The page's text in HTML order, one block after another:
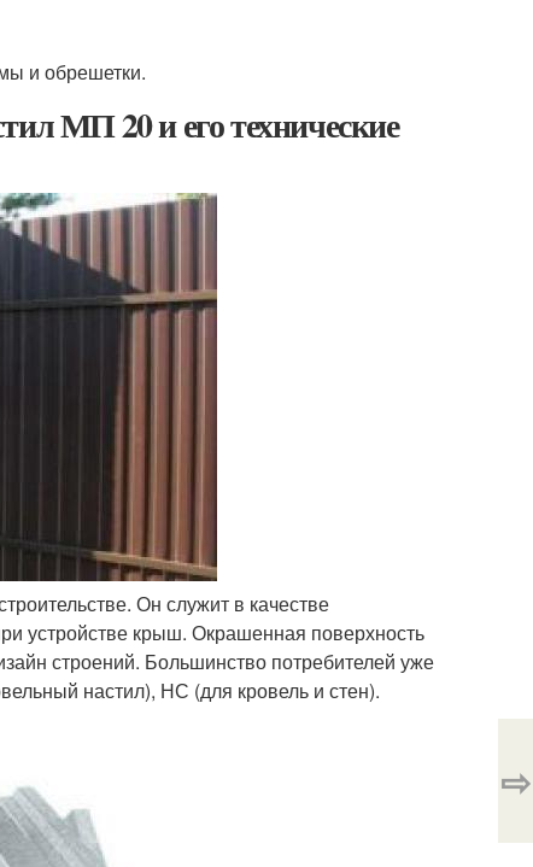
и обрешетки.
МП 20 и его технические
Он служит в качестве
устройстве крыш. Окрашенная поверхность
строений. Большинство потребителей уже
настил), НС (для кровель и стен).
⇨